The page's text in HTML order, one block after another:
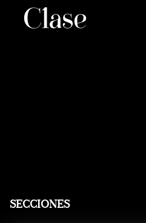
SECCIONES